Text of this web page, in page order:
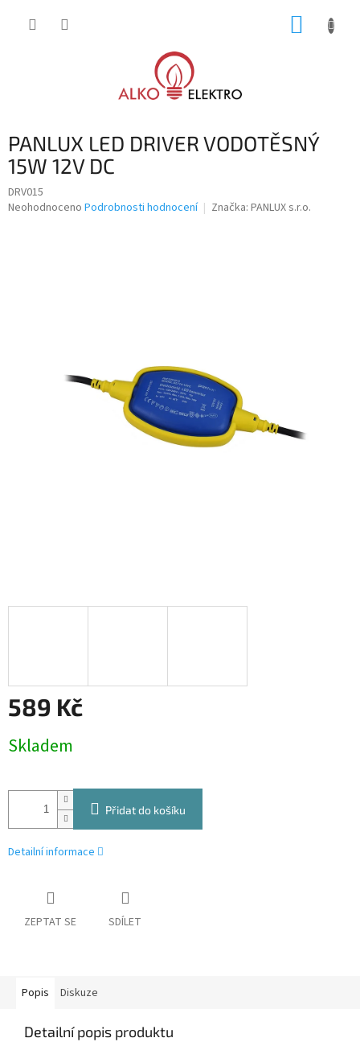
PANLUX LED DRIVER VODOTĚSNÝ
15W 12V DC
DRV015
Průměrné
Neohodnoceno Podrobnosti hodnocení Značka: PANLUX s.r.o.
589 Kč
cena:
Skladem
Přidat do košíku
Detailní informace
ZEPTAT SE SDÍLET
Popis Diskuze
Detailní popis produktu